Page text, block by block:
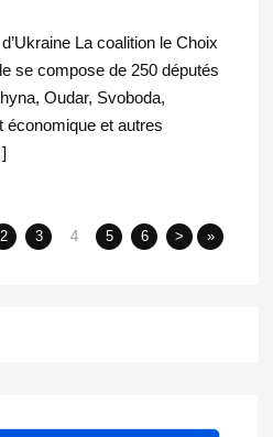
La coalition le Choix
se compose de 250 députés
Oudar, Svoboda,
économique et autres
2 3 4 5 6 > »